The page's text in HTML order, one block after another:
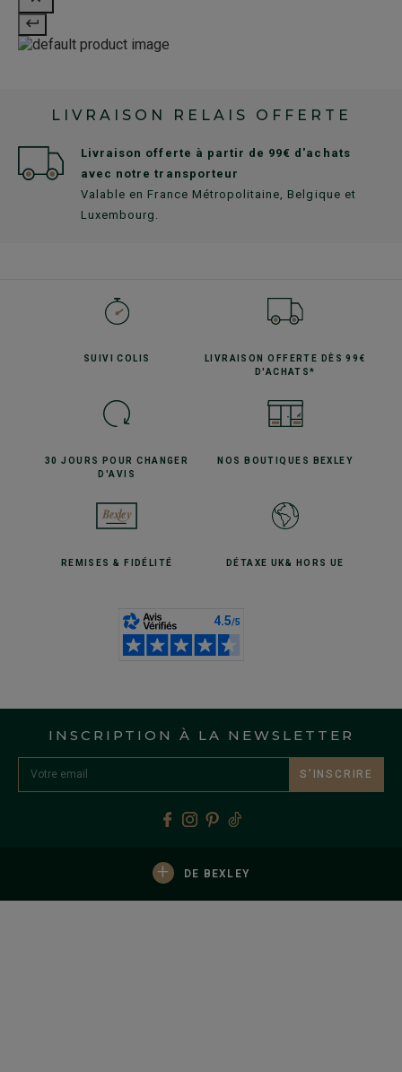
LIVRAISON RELAIS OFFERTE
Livraison offerte à partir de 99€ d'achats
avec notre transporteur
Valable en France Métropolitaine, Belgique et
Luxembourg.
SUIVICOLIS LIVRAISON OFFERTE
DÈS 99€
D'ACHATS*
30 JOURS POURCHANGER
D'AVIS
NOS BOUTIQUES BEXLEY
REMISES& FIDÉLITÉ DÉTAXE UK& HORS UE
INSCRIPTION À LA NEWSLETTER
S’INSCRIRE
+ DE BEXLEY